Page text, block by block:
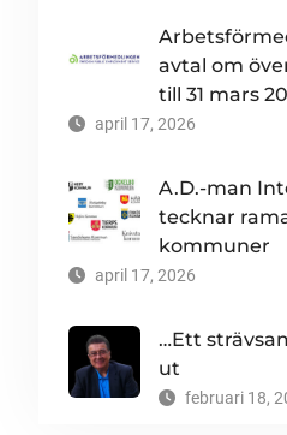
avtal om
till 31 mars
april 17, 2026
A.D.-man
tecknar
kommuner
april 17, 2026
…Ett
ut
februari 18,